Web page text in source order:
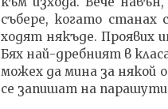
събере, когато станах
ходят някъде. Проявих
Бях най-дребният в
можех да мина за някой
се запишат на